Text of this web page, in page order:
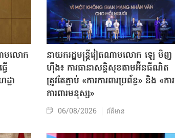
ាមលោក
ើ
ឋា
នាយករដ្ឋមន្ត្រីវៀតណាមលោក ឡេ មិញ
ហ៊ឹង៖ ការធានាសន្តិសុខតាមអ៊ីនធឺណិត
ត្រូវតែភ្ជាប់ «ការការពារប្រព័ន្ធ» និង «ការ
ការពារមនុស្ស»
06/08/2026 ព័ត៌មាន